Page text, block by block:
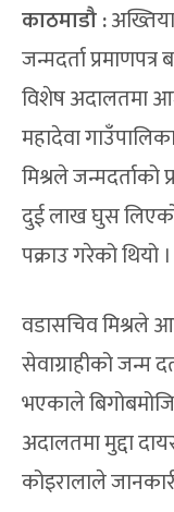
काठमाडौ :
जन्मदर्ता
विशेष अदालतमा
महादेवा
मिश्रले जन्मदर्ताको
दुई लाख घुस
पक्राउ गरेको थियो ।
वडासचिव मिश्रले
सेवाग्राहीको जन्म
भएकाले
अदालतमा मुद्दा
कोइरालाले